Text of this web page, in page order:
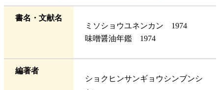
書名・文献名
ミソショウユネンカン 1974
味噌醤油年鑑 1974
編著者
ショクヒンサンギョウシンブンシ